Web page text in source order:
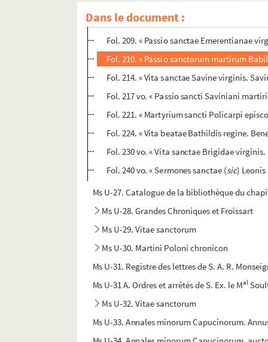
Dans le document :
Fol. 202. « Passio sancti Potiti martiris.
Fol. 207 vo. « Passio sancti Asclae
Fol. 209. « Passio sanctae Emerentianae
Fol. 210. « Passio sanctorum martirum
Fol. 214. « Vita sanctae Savine virginis.
Fol. 217 vo. « Passio sancti Saviniani
Fol. 221. « Martyrium sancti Policarpi
Fol. 224. « Vita beatae Bathildis regine.
Fol. 230 vo. « Vita sanctae Brigidae
Fol. 240 vo. « Sermones sanctae (sic) Leonis
Ms U-27. Catalogue de la bibliothèque du
Ms U-28. Grandes Chroniques et Froissart
Ms U-29. Vitae sanctorum
Ms U-30. Martini Poloni chronicon
Ms U-31. Registre des lettres de S. A. R.
Ms U-31 A. Ordres et arrêtés de S. Ex. le Mal
Ms U-32. Vitae sanctorum
Ms U-33. Annales minorum Capucinorum.